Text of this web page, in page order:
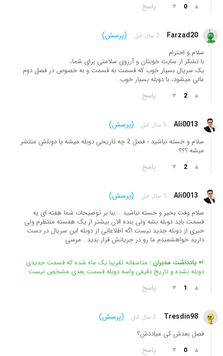
▲
0
▼ پاسخ
Farzad20 5 سال قبل (پرسش)
سلام و احترام
با تشکر از سایت خوبتان و آرزوی سلامتی برای شما،
یک سریال بسیار خوب که قسمت به قسمت و به خصوص در فصل دوم
عالی میشود، با دوبله بسیار خوب.
▲
2
▼ پاسخ
Ali0013 5 سال قبل (پرسش)
سلام و خسته نباشید ؛ فصل 2 چه تاریخی دوبله میشه یا دوبلش منتشر
میشه ؟؟؟
▲
2
▼ پاسخ
Ali0013 6 سال قبل (پرسش)
سلام وقت بخیر و خسته نباشید ...بنا بر توضیحات شما هفته ای یه
قسمت باید دوبله بشه ولی بنده الان بیشتر از یک هفسته منتظرم ولی
خبری از دوبله جدید نیست.اگه اطلاعاتی از دوبله این سریال در دست
دارید خواهشمندم ما رو در جریانش قرار بدید...مرسی
↵ یادداشت مدیران : متاسفانه تقریبا یک ماه شده که قسمت جدیدی
دوبله نشده و تاریخ دقیقی واسه دوبله قسمت بعدی مشخص نیست .
▲
1
▼ پاسخ
Tresdin98 2 سال قبل (پرسش)
فصل بعدش کی میادذش؟
▲
0
▼ پاسخ